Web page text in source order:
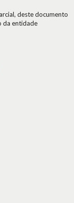
deste documento
da entidade